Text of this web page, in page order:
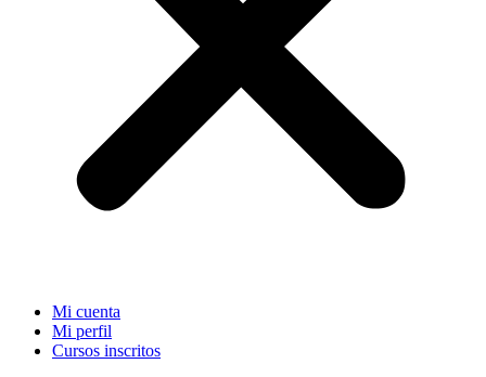
Mi cuenta
Mi perfil
Cursos inscritos